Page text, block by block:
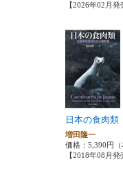
【2026年02月発
日本の食肉類
増田隆一
価格：5,390円（
【2018年08月発